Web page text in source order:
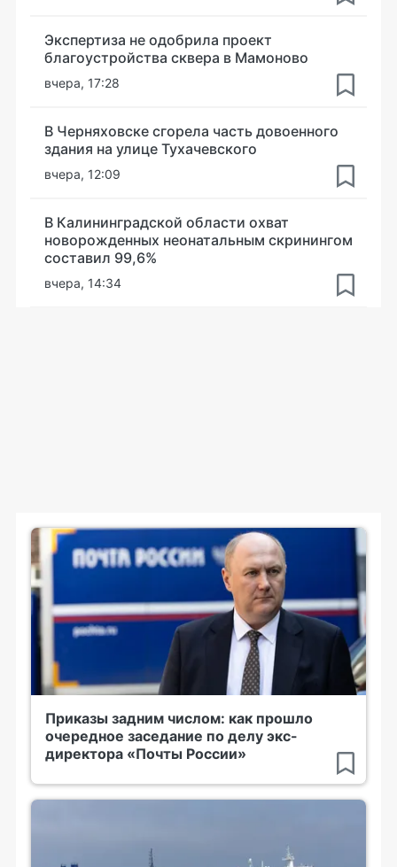
Экспертиза не одобрила проект
благоустройства сквера в Мамоново
вчера, 17:28
В Черняховске сгорела часть довоенного
здания на улице Тухачевского
вчера, 12:09
В Калининградской области охват
новорожденных неонатальным скринингом
составил 99,6%
вчера, 14:34
Приказы задним числом: как прошло
очередное заседание по делу экс-
директора «Почты России»